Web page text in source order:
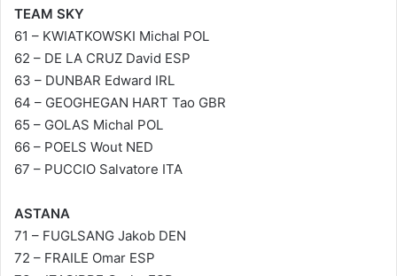
TEAM SKY
61 – KWIATKOWSKI Michal POL
62 – DE LA CRUZ David ESP
63 – DUNBAR Edward IRL
64 – GEOGHEGAN HART Tao GBR
65 – GOLAS Michal POL
66 – POELS Wout NED
67 – PUCCIO Salvatore ITA
ASTANA
71 – FUGLSANG Jakob DEN
72 – FRAILE Omar ESP